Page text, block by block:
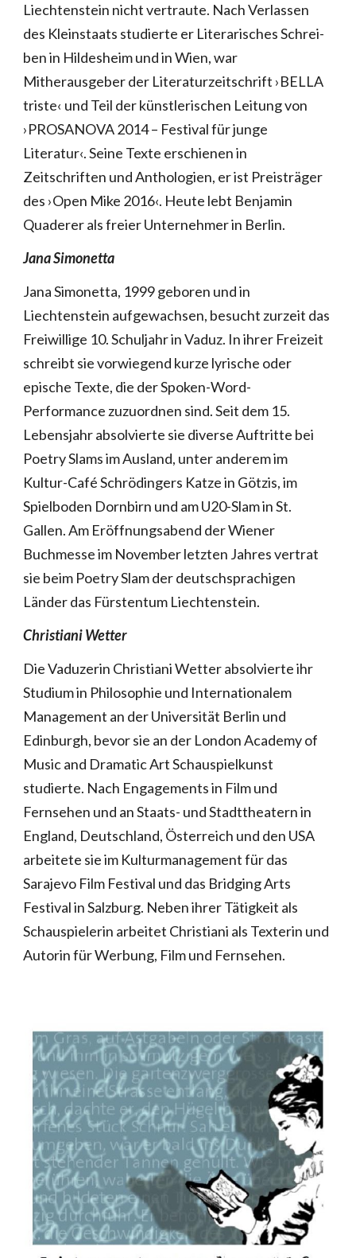
Liechtenstein nicht vertraute. Nach Verlassen
des Kleinstaats studierte er Literarisches Schrei­
ben in Hildesheim und in Wien, war
Mitherausgeber der Literaturzeitschrift ›BELLA
triste‹ und Teil der künstlerischen Leitung von
›PROSANOVA 2014 – Festival für junge
Literatur‹. Seine Texte erschienen in
Zeitschriften und Anthologien, er ist Preisträger
des ›Open Mike 2016‹. Heute lebt Benjamin
Quaderer als freier Unternehmer in Berlin.
Jana Simonetta
Jana Simonetta, 1999 geboren und in
Liechtenstein aufgewachsen, besucht zurzeit das
Freiwillige 10. Schuljahr in Vaduz. In ihrer Freizeit
schreibt sie vorwiegend kurze lyrische oder
epische Texte, die der Spoken-Word-
Performance zuzuordnen sind. Seit dem 15.
Lebensjahr absolvierte sie diverse Auftritte bei
Poetry Slams im Ausland, unter anderem im
Kultur-Café Schrödingers Katze in Götzis, im
Spielboden Dornbirn und am U20-Slam in St.
Gallen. Am Eröffnungsabend der Wiener
Buchmesse im November letzten Jahres vertrat
sie beim Poetry Slam der deutschsprachigen
Länder das Fürstentum Liechtenstein.
Christiani Wetter
Die Vaduzerin Christiani Wetter absolvierte ihr
Studium in Philosophie und Internationalem
Management an der Universität Berlin und
Edinburgh, bevor sie an der London Academy of
Music and Dramatic Art Schauspielkunst
studierte. Nach Engagements in Film und
Fernsehen und an Staats- und Stadttheatern in
England, Deutschland, Österreich und den USA
arbeitete sie im Kulturmanagement für das
Sarajevo Film Festival und das Bridging Arts
Festival in Salzburg. Neben ihrer Tätigkeit als
Schauspielerin arbeitet Christiani als Texterin und
Autorin für Werbung, Film und Fernsehen.